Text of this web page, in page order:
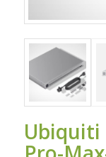
Ubiquiti